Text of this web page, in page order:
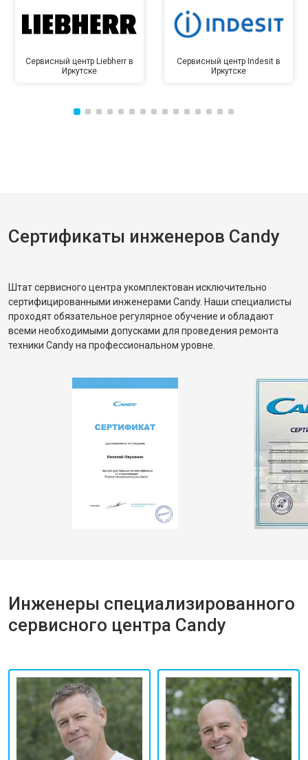
Сервисный центр Liebherr в
Иркутске
Сервисный центр Indesit в
Иркутске
Сертификаты инженеров Candy
Штат сервисного центра укомплектован исключительно
сертифицированными инженерами Candy. Наши специалисты
проходят обязательное регулярное обучение и обладают
всеми необходимыми допусками для проведения ремонта
техники Candy на профессиональном уровне.
Инженеры специализированного
сервисного центра Candy